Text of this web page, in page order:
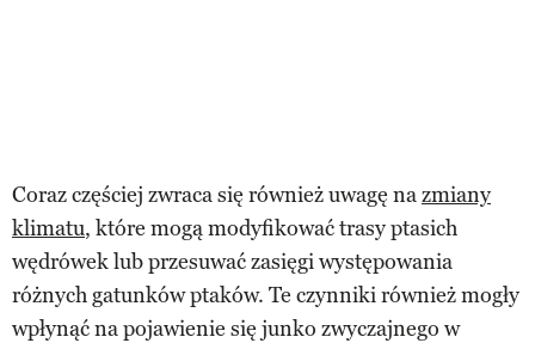
Coraz częściej zwraca się również uwagę nazmiany
klimatu, które mogą modyfikować trasy ptasich
wędrówek lub przesuwać zasięgi występowania
różnych gatunków ptaków. Te czynniki również mogły
wpłynąć na pojawienie się junko zwyczajnego w